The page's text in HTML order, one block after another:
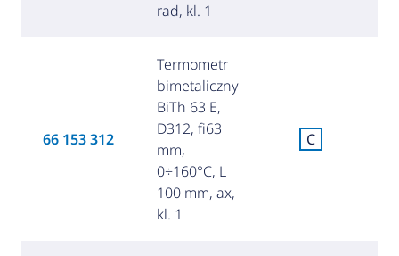
rad, kl. 1
66 153 312
Termometr
bimetaliczny
BiTh 63 E,
D312, fi63
mm,
0÷160°C, L
100 mm, ax,
kl. 1
C